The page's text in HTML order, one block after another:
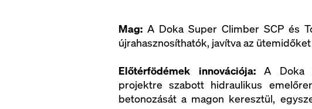
Mag: A Doka Super Climber SCP és
újrahasznosíthatók, javítva az
Előtérfödémek innovációja:A Doka
projektre szabott hidraulikus
betonozását a magon keresztül,